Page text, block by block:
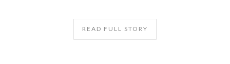
READ FULL STORY